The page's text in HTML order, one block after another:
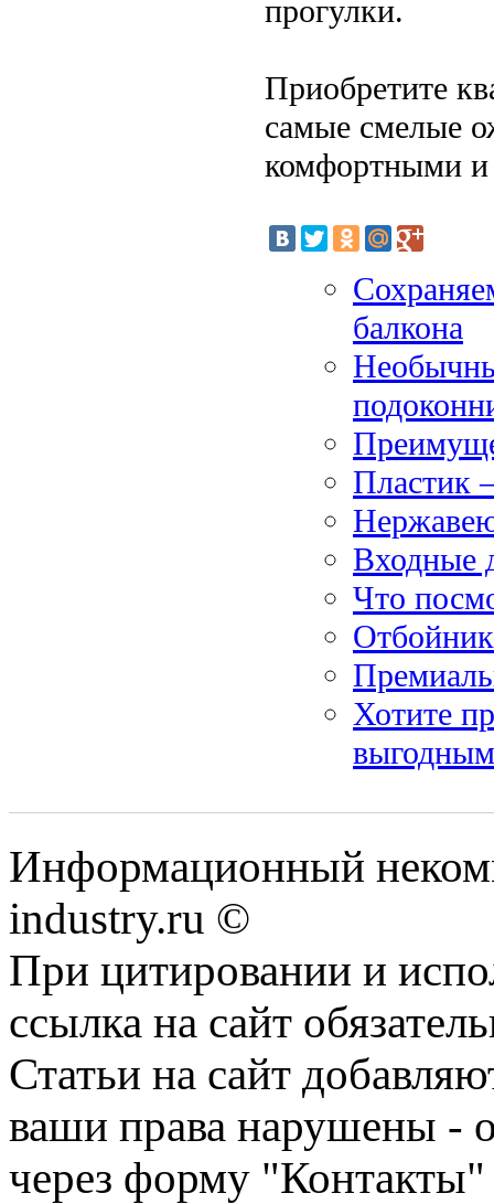
прогулки.
Приобретите
самые смелые
комфортными
балкона
Пластик
Входные
Что
Хотите
Информационный
industry.ru ©
При цитировании и
ссылка на сайт
Статьи на сайт
ваши права нарушены -
через форму "Контакты"